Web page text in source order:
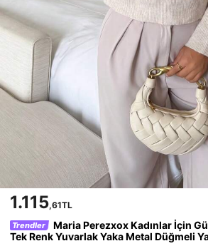
1.115,61TL
Trendler
Maria Perezxox Kadınlar İçin
Tek Renk Yuvarlak Yaka Metal Düğmeli